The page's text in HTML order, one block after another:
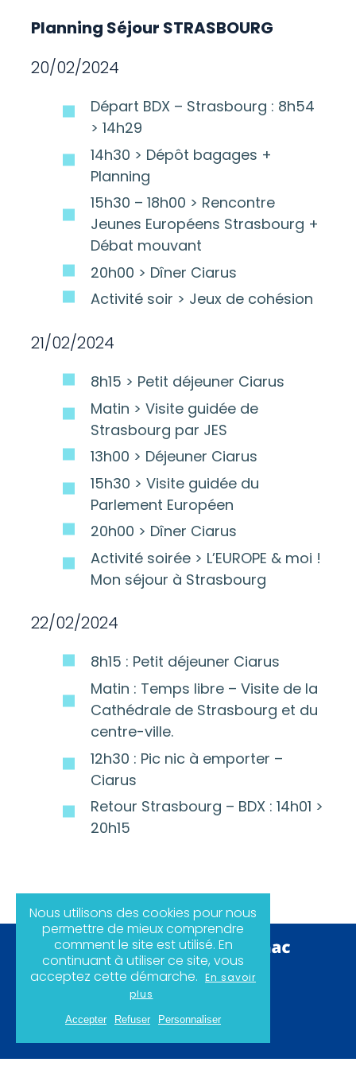
Planning Séjour STRASBOURG
20/02/2024
Départ BDX – Strasbourg : 8h54
> 14h29
14h30 > Dépôt bagages +
Planning
15h30 – 18h00 > Rencontre
Jeunes Européens Strasbourg +
Débat mouvant
20h00 > Dîner Ciarus
Activité soir > Jeux de cohésion
21/02/2024
8h15 > Petit déjeuner Ciarus
Matin > Visite guidée de
Strasbourg par JES
13h00 > Déjeuner Ciarus
15h30 > Visite guidée du
Parlement Européen
20h00 > Dîner Ciarus
Activité soirée > L’EUROPE & moi !
Mon séjour à Strasbourg
22/02/2024
8h15 : Petit déjeuner Ciarus
Matin : Temps libre – Visite de la
Cathédrale de Strasbourg et du
centre-ville.
12h30 : Pic nic à emporter –
Ciarus
Retour Strasbourg – BDX : 14h01 >
20h15
Politique de confidentialité
Mentions légales
Plan du site
Nous utilisons des cookies pour nous
permettre de mieux comprendre
comment le site est utilisé. En
continuant à utiliser ce site, vous
acceptez cette démarche. En savoir
plus
Accepter Refuser Personnaliser